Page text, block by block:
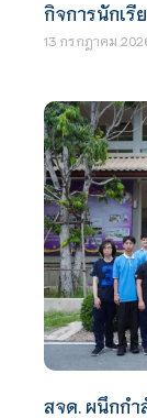
กิจการนักเ
13 กรกฎาคม
สจด. ผนึกก